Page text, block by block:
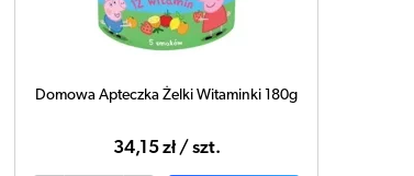
Domowa Apteczka Żelki Witaminki 180g
34,15 zł / szt.